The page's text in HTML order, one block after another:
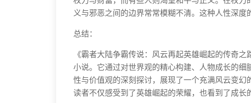
义与邪恶之间的边界常常模糊不清。这种人性深度
总结：
《霸者大陆争霸传说：风云再起英雄崛起的传奇
小说。它通过对世界观的精心构建、人物成长的细
性与价值观的深刻探讨，展现了一个充满风云变幻
读者不仅感受到了英雄崛起的荣耀，也看到了成长